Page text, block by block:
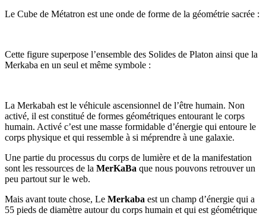
Le Cube de Métatron est une onde de forme de la géométrie sacrée :
Cette figure superpose l’ensemble des Solides de Platon ainsi que la
Merkaba en un seul et même symbole :
La Merkabah est le véhicule ascensionnel de l’être humain. Non
activé, il est constitué de formes géométriques entourant le corps
humain. Activé c’est une masse formidable d’énergie qui entoure le
corps physique et qui ressemble à si méprendre à une galaxie.
Une partie du processus du corps de lumière et de la manifestation
sont les ressources de la MerKaBa que nous pouvons retrouver un
peu partout sur le web.
Mais avant toute chose, Le Merkaba est un champ d’énergie qui a
55 pieds de diamètre autour du corps humain et qui est géométrique